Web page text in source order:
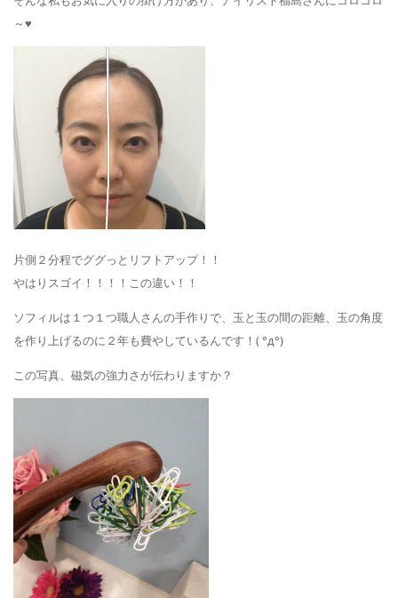
～♥
片側２分程でググっとリフトアップ！！
やはりスゴイ！！！！この違い！！
ソフィルは１つ１つ職人さんの手作りで、玉と玉の間の距離、玉の角度
を作り上げるのに２年も費やしているんです！( °д°)
この写真、磁気の強力さが伝わりますか？